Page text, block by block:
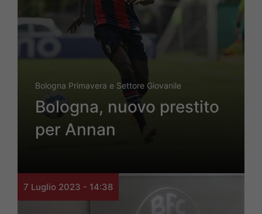
Bologna Primavera e Settore Giovanile
Bologna, nuovo prestito
per Annan
7 Luglio 2023 - 14:38